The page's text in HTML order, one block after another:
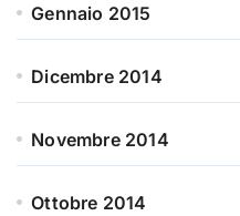
Gennaio 2015
Dicembre 2014
Novembre 2014
Ottobre 2014